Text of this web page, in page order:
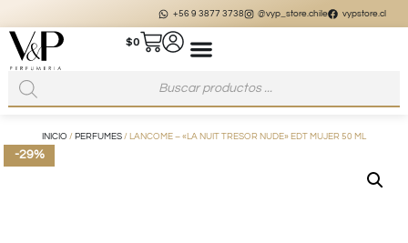
+56 9 3877 3738 @vyp_store.chile vypstore.cl
$0
INICIO / PERFUMES / LANCOME – «LA NUIT TRESOR NUDE» EDT MUJER 50 ML
-29%